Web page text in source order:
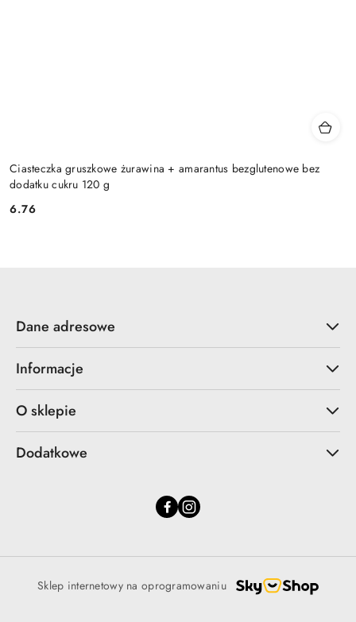
Ciasteczka gruszkowe żurawina + amarantus bezglutenowe bez
dodatku cukru 120 g
Cena:
6.76
Dane adresowe
Informacje
O sklepie
Dodatkowe
Sklep internetowy na oprogramowaniu